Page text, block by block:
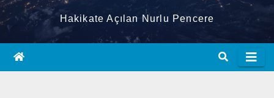
Hakikate Açılan Nurlu Pencere